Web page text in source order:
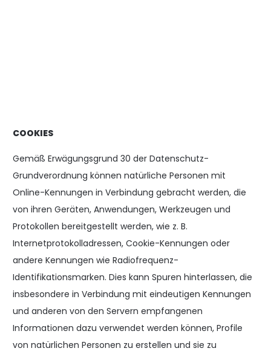
COOKIES
Gemäß Erwägungsgrund 30 der Datenschutz-
Grundverordnung können natürliche Personen mit
Online-Kennungen in Verbindung gebracht werden, die
von ihren Geräten, Anwendungen, Werkzeugen und
Protokollen bereitgestellt werden, wie z. B.
Internetprotokolladressen, Cookie-Kennungen oder
andere Kennungen wie Radiofrequenz-
Identifikationsmarken. Dies kann Spuren hinterlassen, die
insbesondere in Verbindung mit eindeutigen Kennungen
und anderen von den Servern empfangenen
Informationen dazu verwendet werden können, Profile
von natürlichen Personen zu erstellen und sie zu